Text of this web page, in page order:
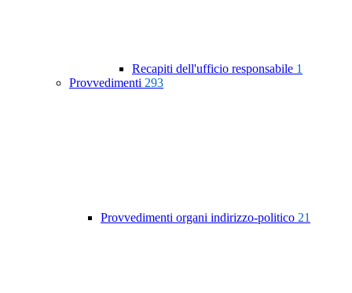
Recapiti dell'ufficio responsabile 1
Provvedimenti 293
Provvedimenti organi indirizzo-politico 21